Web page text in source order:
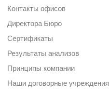
Контакты офисов
Директора Бюро
Сертификаты
Результаты анализов
Принципы компании
Наши договорные учреждения